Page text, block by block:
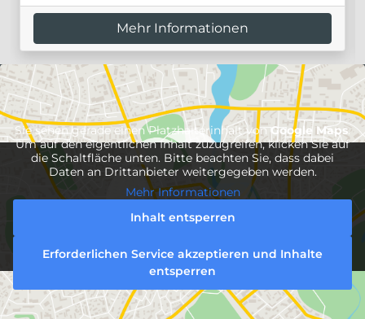
Mehr Informationen
Sie sehen gerade einen Platzhalterinhalt vonGoogle Maps.
Um auf den eigentlichen Inhalt zuzugreifen, klicken Sie auf
die Schaltfläche unten. Bitte beachten Sie, dass dabei
Daten an Drittanbieter weitergegeben werden.
Mehr Informationen
Inhalt entsperren
Erforderlichen Service akzeptieren und Inhalte
entsperren